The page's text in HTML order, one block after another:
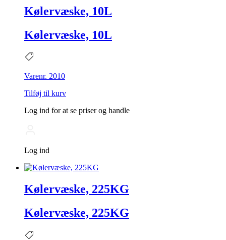
Kølervæske, 10L
Kølervæske, 10L
Varenr. 2010
Tilføj til kurv
Log ind for at se priser og handle
Log ind
Kølervæske, 225KG
Kølervæske, 225KG